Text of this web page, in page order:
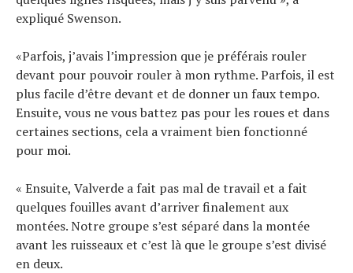
expliqué Swenson.
«Parfois, j’avais l’impression que je préférais rouler
devant pour pouvoir rouler à mon rythme. Parfois, il est
plus facile d’être devant et de donner un faux tempo.
Ensuite, vous ne vous battez pas pour les roues et dans
certaines sections, cela a vraiment bien fonctionné
pour moi.
« Ensuite, Valverde a fait pas mal de travail et a fait
quelques fouilles avant d’arriver finalement aux
montées. Notre groupe s’est séparé dans la montée
avant les ruisseaux et c’est là que le groupe s’est divisé
en deux.